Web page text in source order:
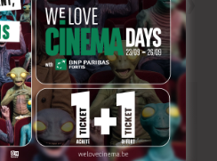
César Diaz: Flashback 2019/
Flashforward 2020